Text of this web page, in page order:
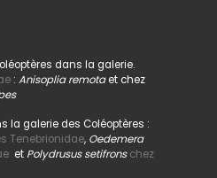
dans la galerie.
: Anisoplia remotaet chez
la galerie des Coléoptères :
Tenebrionidae,Oedemera
et Polydrusus setifrons chez